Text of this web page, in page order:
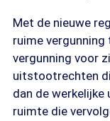
Met de nieuwe
ruime vergunning
vergunning voor
uitstootrechten
dan de
ruimte die